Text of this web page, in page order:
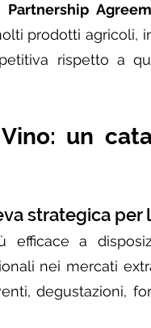
Partnership
prodotti agricoli,
rispetto a
un
strategica per
efficace a
nei mercati
degustazioni,